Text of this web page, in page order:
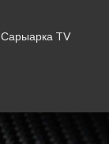
Сарыарка TV